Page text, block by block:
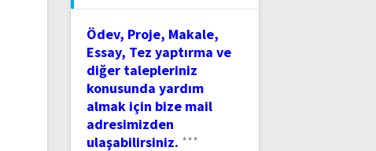
Ödev, Proje, Makale,
Essay, Tez yaptırma ve
diğer talepleriniz
konusunda yardım
almak için bize mail
adresimizden
ulaşabilirsiniz. ***